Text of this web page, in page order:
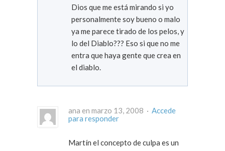
Dios que me está mirando si yo
personalmente soy bueno o malo
ya me parece tirado de los pelos, y
lo del Diablo??? Eso si que no me
entra que haya gente que crea en
el diablo.
ana en marzo 13, 2008 · Accede
para responder
Martín el concepto de culpa es un